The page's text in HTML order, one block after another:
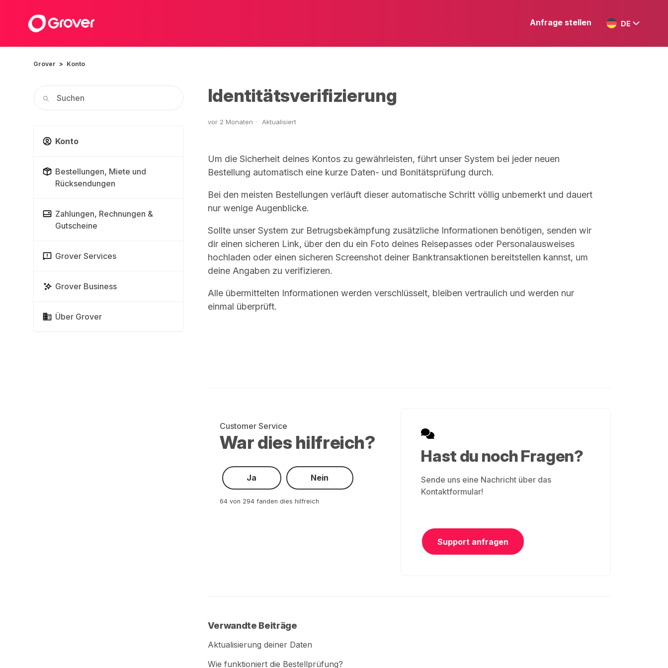
Anfrage stellen DE
Grover Konto
Konto
Bestellungen, Miete und
Rücksendungen
Zahlungen, Rechnungen &
Gutscheine
Grover Services
Grover Business
Über Grover
Identitätsverifizierung
vor 2 Monaten Aktualisiert
Um die Sicherheit deines Kontos zu gewährleisten, führt unser System bei jeder neuen
Bestellung automatisch eine kurze Daten- und Bonitätsprüfung durch.
Bei den meisten Bestellungen verläuft dieser automatische Schritt völlig unbemerkt und dauert
nur wenige Augenblicke.
Sollte unser System zur Betrugsbekämpfung zusätzliche Informationen benötigen, senden wir
dir einen sicheren Link, über den du ein Foto deines Reisepasses oder Personalausweises
hochladen oder einen sicheren Screenshot deiner Banktransaktionen bereitstellen kannst, um
deine Angaben zu verifizieren.
Alle übermittelten Informationen werden verschlüsselt, bleiben vertraulich und werden nur
einmal überprüft.
Customer Service
War dies hilfreich?
Ja Nein
64 von 294 fanden dies hilfreich
Hast du noch Fragen?
Sende uns eine Nachricht über das
Kontaktformular!
Support anfragen
Verwandte Beiträge
Aktualisierung deiner Daten
Wie funktioniert die Bestellprüfung?